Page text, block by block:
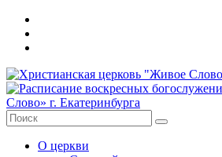
Христианская
церковь
"ЖивоеО церкви